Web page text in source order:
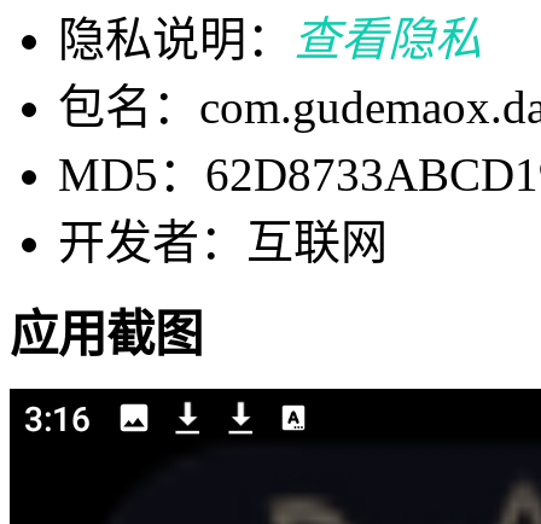
隐私说明：
查看隐私
包名：
MD5：
开发者：互联网
应用截图